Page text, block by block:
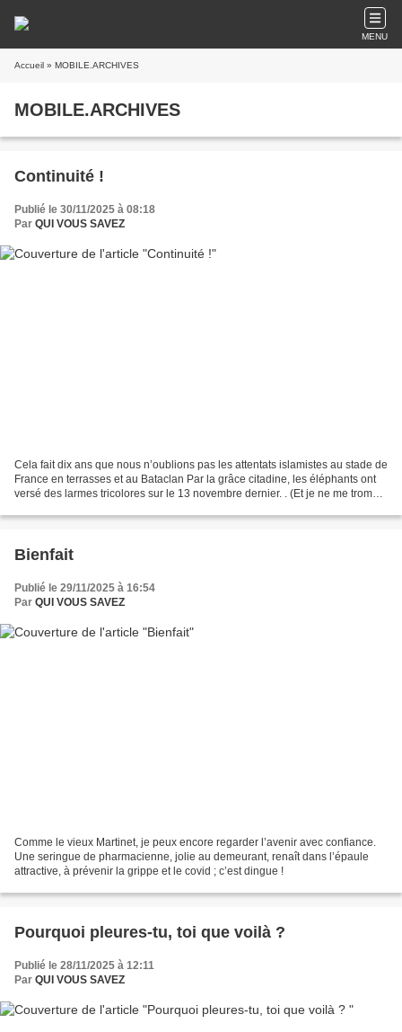
MENU
Accueil » MOBILE.ARCHIVES
MOBILE.ARCHIVES
Continuité !
Publié le 30/11/2025 à 08:18
Par QUI VOUS SAVEZ
Cela fait dix ans que nous n’oublions pas les attentats islamistes au stade de
France en terrasses et au Bataclan Par la grâce citadine, les éléphants ont
versé des larmes tricolores sur le 13 novembre dernier. . (Et je ne me trompe
Bienfait
Publié le 29/11/2025 à 16:54
Par QUI VOUS SAVEZ
Comme le vieux Martinet, je peux encore regarder l’avenir avec confiance.
Une seringue de pharmacienne, jolie au demeurant, renaît dans l’épaule
attractive, à prévenir la grippe et le covid ; c’est dingue !
Pourquoi pleures-tu, toi que voilà ?
Publié le 28/11/2025 à 12:11
Par QUI VOUS SAVEZ